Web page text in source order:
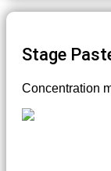
Stage
Concentration